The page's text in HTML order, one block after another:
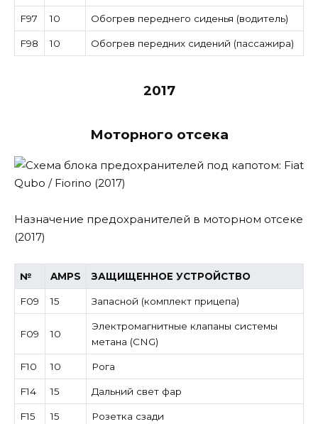
F97 10 Обогрев переднего сиденья (водитель)
F98 10 Обогрев передних сидений (пассажира)
2017
Моторного отсека
Назначение предохранителей в моторном отсеке
(2017)
№ AMPS ЗАЩИЩЕННОЕ УСТРОЙСТВО
F09 15 Запасной (комплект прицепа)
F09 10
Электромагнитные клапаны системы
метана (CNG)
F10 10 Рога
F14 15 Дальний свет фар
F15 15 Розетка сзади